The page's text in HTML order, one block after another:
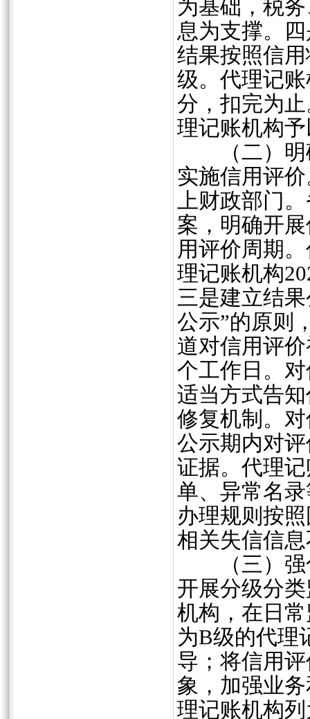
为基础，税
息为支撑。
结果按照信
级。代理记
分，扣完为
理记账机构
（二）明确
实施信用评
上财政部门
案，明确开
用评价周期
理记账机构
三是建立结
公示”的原则
道对信用评
个工作日。
适当方式告
修复机制。
公示期内对
证据。代理
单、异常名
办理规则按
相关失信信
（三）强化
开展分级分
机构，在日
为B级的代理
导；将信用
象，加强业
理记账机构